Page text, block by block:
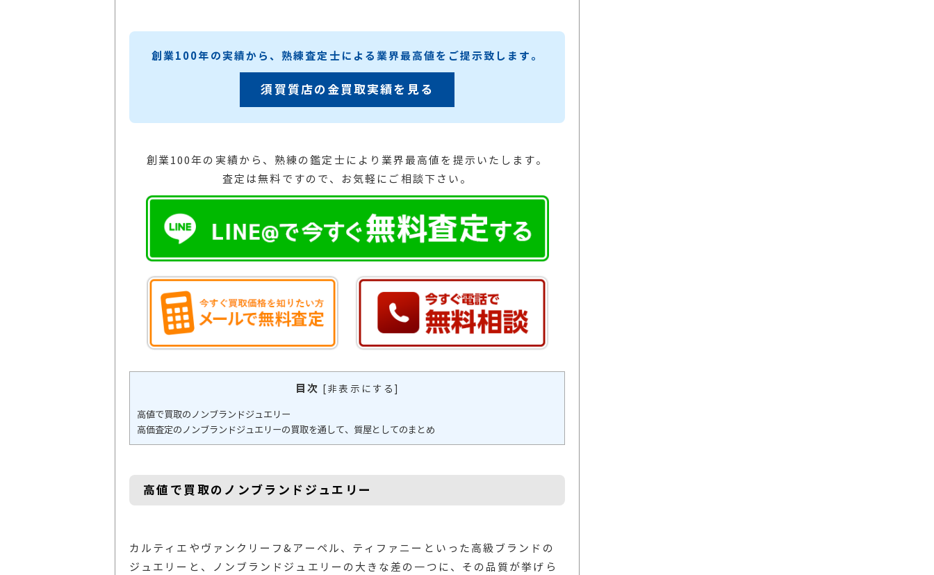
創業100年の実績から、熟練査定士による業界最高値をご提示致します。
須賀質店の金買取実績を見る
創業100年の実績から、熟練の鑑定士により業界最高値を提示いたします。
査定は無料ですので、お気軽にご相談下さい。
目次 [非表示にする ]
高値で買取のノンブランドジュエリー
高価査定のノンブランドジュエリーの買取を通して、質屋としてのまとめ
高値で買取のノンブランドジュエリー
カルティエやヴァンクリーフ&アーペル、ティファニーといった高級ブランドの
ジュエリーと、ノンブランドジュエリーの大きな差の一つに、その品質が挙げら